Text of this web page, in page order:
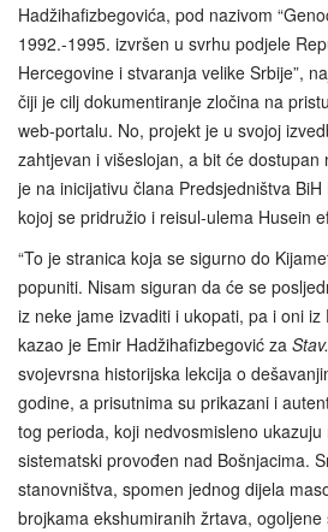
Hadžihafizbegovića, pod nazivom
1992.-1995. izvršen u svrhu podjele
Hercegovine i stvaranja velike Srbije”,
čiji je cilj dokumentiranje zločina na
web‑portalu. No, projekt je u svojoj
zahtjevan i višeslojan, a bit će dostupan
je na inicijativu člana Predsjedništva
kojoj se pridružio i reisul‑ulema Husein
“To je stranica koja se sigurno do
popuniti. Nisam siguran da će se
iz neke jame izvaditi i ukopati, pa i oni iz
kazao je Emir Hadžihafizbegović za Stav.
svojevrsna historijska lekcija o
godine, a prisutnima su prikazani i
tog perioda, koji nedvosmisleno
sistematski provođen nad Bošnjacima.
stanovništva, spomen jednog dijela
brojkama ekshumiranih žrtava,